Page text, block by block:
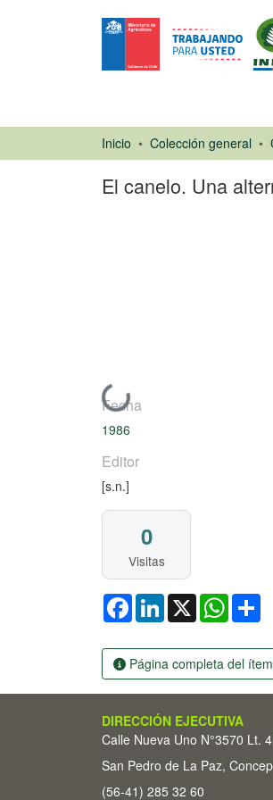
Inicio Colección general
El canelo. Una
Cargando...
Fecha
1986
Editor
[s.n.]
0
Visitas
FacebookLinkedIn
X
Página completa del ítem
DIRECCIÓN EJECUTIVA
Calle Nueva Uno N°3570 Lt.
San Pedro de La Paz,
(56-41) 285 32 60